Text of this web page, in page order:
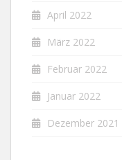
April 2022
März 2022
Februar 2022
Januar 2022
Dezember 2021